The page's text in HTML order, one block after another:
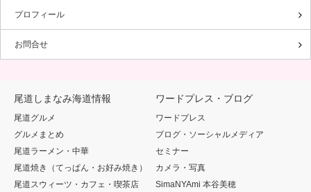
プロフィール
お問合せ
尾道しまなみ海道情報
尾道グルメ
グルメまとめ
尾道ラーメン・中華
尾道焼き（てっぱん・お好み焼き）
尾道スウィーツ・カフェ・喫茶店
ワードプレス・ブログ
ワードプレス
ブログ・ソーシャルメディア
セミナー
カメラ・写真
SimaNYAmi 本谷美穂